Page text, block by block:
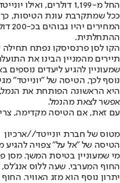
החל מ-1,199 דולרים, ואילו יונייטד מציעה מגוון מחירים מ-1,160 דולרים.
ככל שמתקרבת עונת הטיסות, כך
ההתחלתית.
הקו לסן פרנסיסקו נפתח
תיירים מהמניין הבינו את
שמעוניין להגיע ליעדים נוספים
היא הראשונה הפותחת את הנמל,
אפשר לצאת מהנמל.
עם זאת, אם הטיסה מקדימה,
מטוס של חברת יונייטד//ארכיון
מי שמעוניין בטיסת המשך. מסן
החוף המערבי. שעה ללוס אנג'לס,
יתרון נוסף הוא מזג האוויר.